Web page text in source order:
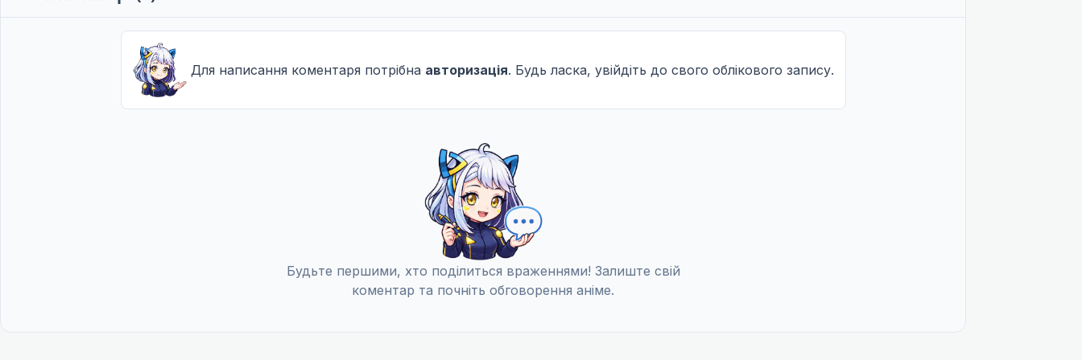
Для написання коментаря потрібна авторизація. Будь ласка, увійдіть до свого облікового запису.
Будьте першими, хто поділиться враженнями! Залиште свій
коментар та почніть обговорення аніме.